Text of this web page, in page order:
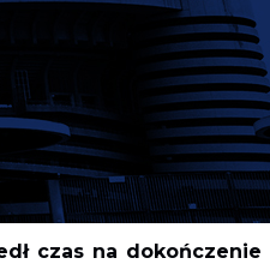
czas na